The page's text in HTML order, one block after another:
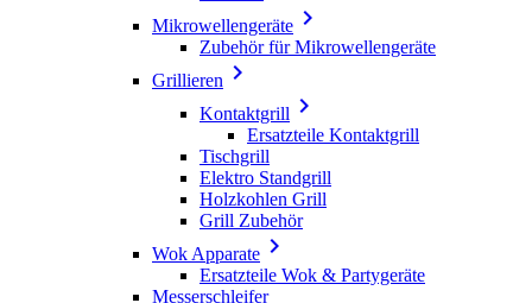
Mikrowellengeräte 
Zubehör für Mikrowellengeräte
Grillieren 
Kontaktgrill 
Ersatzteile Kontaktgrill
Tischgrill
Elektro Standgrill
Holzkohlen Grill
Grill Zubehör
Wok Apparate 
Ersatzteile Wok & Partygeräte
Messerschleifer